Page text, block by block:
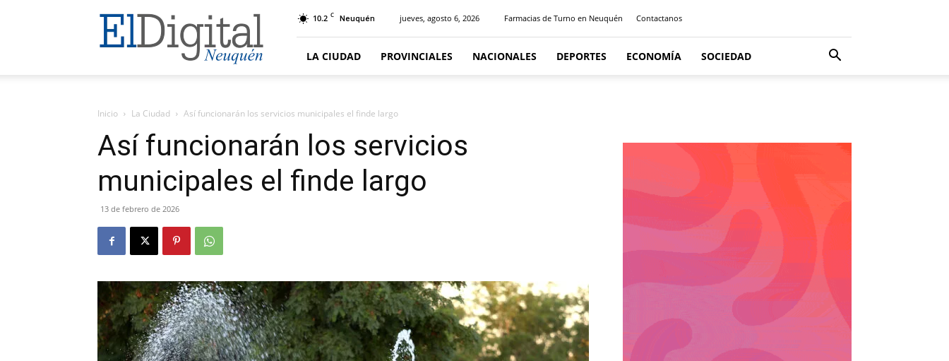
El
Digital
Neuquen
10.2 C Neuquén jueves, agosto 6, 2026 Farmacias de Turno en Neuquén Contactanos
LA CIUDAD PROVINCIALES NACIONALES DEPORTES ECONOMÍA SOCIEDAD
Inicio La Ciudad Así funcionarán los servicios municipales el finde largo
Así funcionarán los servicios
municipales el finde largo
13 de febrero de 2026